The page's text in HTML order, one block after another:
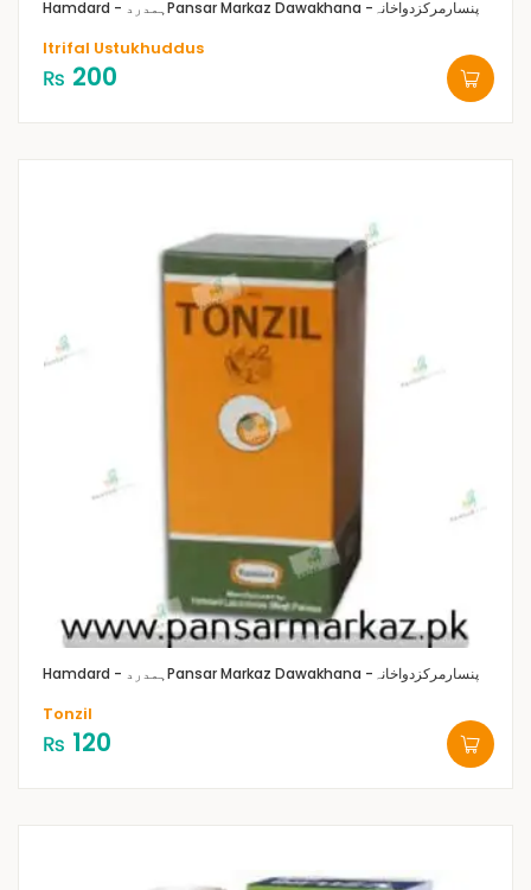
Hamdard - ہمدرد Pansar Markaz Dawakhana -پنسارمرکزدواخانہ
Itrifal Ustukhuddus
₨ 200
Hamdard - ہمدرد Pansar Markaz Dawakhana -پنسارمرکزدواخانہ
Tonzil
₨ 120